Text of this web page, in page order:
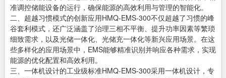
准调控储能设备的运行，确保能源的高效利用与管理的智能化。
二、超越习惯模式的创新应用HMQ-EMS-300不仅超越了习惯的峰
谷套利模式，还广泛涵盖了治理三相不平衡、提升功率因素等繁琐
细致需求，以及光储一体化、光储充一体化等新兴应用场景。在这
些多样化的应用场景中，EMS能够精准识别并响应各种需求，实现
能源的优化配置和高效利用。
三、一体机设计的工业级标准HMQ-EMS-300采用一体机设计，专